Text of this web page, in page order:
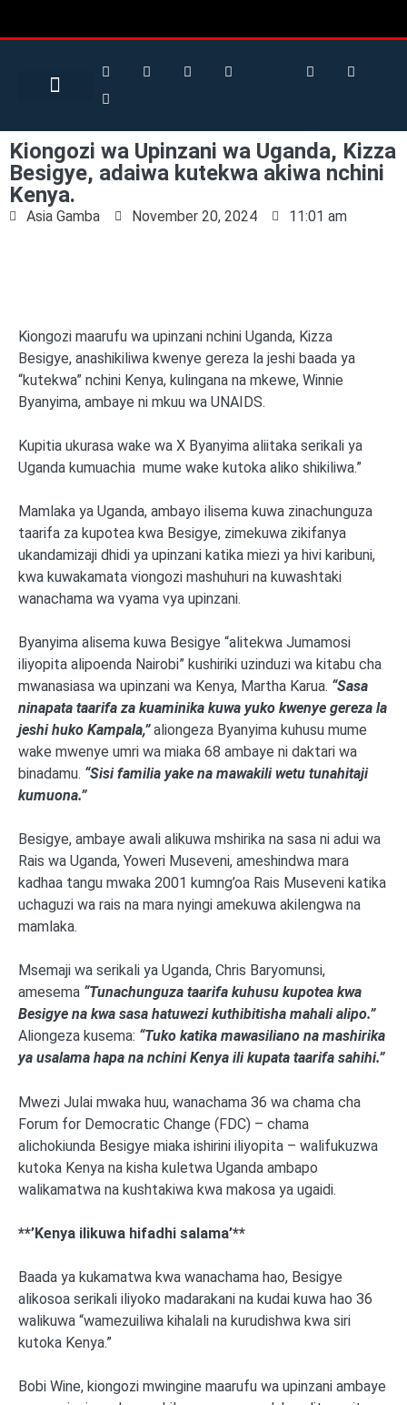
Kiongozi wa Upinzani wa Uganda, Kizza
Besigye, adaiwa kutekwa akiwa nchini
Kenya.
Asia Gamba November 20, 2024 11:01 am
Kiongozi maarufu wa upinzani nchini Uganda, Kizza
Besigye, anashikiliwa kwenye gereza la jeshi baada ya
“kutekwa” nchini Kenya, kulingana na mkewe, Winnie
Byanyima, ambaye ni mkuu wa UNAIDS.
Kupitia ukurasa wake wa X Byanyima aliitaka serikali ya
Uganda kumuachia mume wake kutoka aliko shikiliwa.”
Mamlaka ya Uganda, ambayo ilisema kuwa zinachunguza
taarifa za kupotea kwa Besigye, zimekuwa zikifanya
ukandamizaji dhidi ya upinzani katika miezi ya hivi karibuni,
kwa kuwakamata viongozi mashuhuri na kuwashtaki
wanachama wa vyama vya upinzani.
Byanyima alisema kuwa Besigye “alitekwa Jumamosi
iliyopita alipoenda Nairobi” kushiriki uzinduzi wa kitabu cha
mwanasiasa wa upinzani wa Kenya, Martha Karua. “Sasa
ninapata taarifa za kuaminika kuwa yuko kwenye gereza la
jeshi huko Kampala,”aliongeza Byanyima kuhusu mume
wake mwenye umri wa miaka 68 ambaye ni daktari wa
binadamu. “Sisi familia yake na mawakili wetu tunahitaji
kumuona.”
Besigye, ambaye awali alikuwa mshirika na sasa ni adui wa
Rais wa Uganda, Yoweri Museveni, ameshindwa mara
kadhaa tangu mwaka 2001 kumng’oa Rais Museveni katika
uchaguzi wa rais na mara nyingi amekuwa akilengwa na
mamlaka.
Msemaji wa serikali ya Uganda, Chris Baryomunsi,
amesema “Tunachunguza taarifa kuhusu kupotea kwa
Besigye na kwa sasa hatuwezi kuthibitisha mahali alipo.”
Aliongeza kusema: “Tuko katika mawasiliano na mashirika
ya usalama hapa na nchini Kenya ili kupata taarifa sahihi.”
Mwezi Julai mwaka huu, wanachama 36 wa chama cha
Forum for Democratic Change (FDC) – chama
alichokiunda Besigye miaka ishirini iliyopita – walifukuzwa
kutoka Kenya na kisha kuletwa Uganda ambapo
walikamatwa na kushtakiwa kwa makosa ya ugaidi.
**’Kenya ilikuwa hifadhi salama’**
Baada ya kukamatwa kwa wanachama hao, Besigye
alikosoa serikali iliyoko madarakani na kudai kuwa hao 36
walikuwa “wamezuiliwa kihalali na kurudishwa kwa siri
kutoka Kenya.”
Bobi Wine, kiongozi mwingine maarufu wa upinzani ambaye